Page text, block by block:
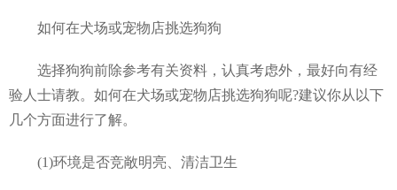
如何在犬场或宠物店挑选狗狗
选择狗狗前除参考有关资料，认真考虑外，最好向有经
验人士请教。如何在犬场或宠物店挑选狗狗呢?建议你从以下
几个方面进行了解。
(1)环境是否竞敞明亮、清洁卫生